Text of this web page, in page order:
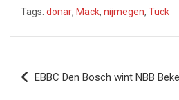
Tags: donar, Mack, nijmegen, Tuck
Bericht
navigatie
EBBC Den Bosch wint NBB